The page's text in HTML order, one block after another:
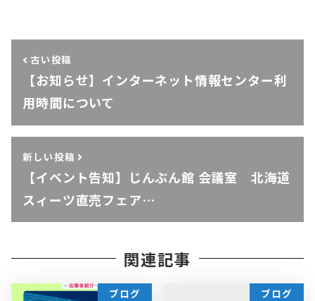
古い投稿
【お知らせ】インターネット情報センター利
用時間について
新しい投稿
【イベント告知】じんぶん館 会議室 北海道
スィーツ直売フェア…
関連記事
ブログ ブログ